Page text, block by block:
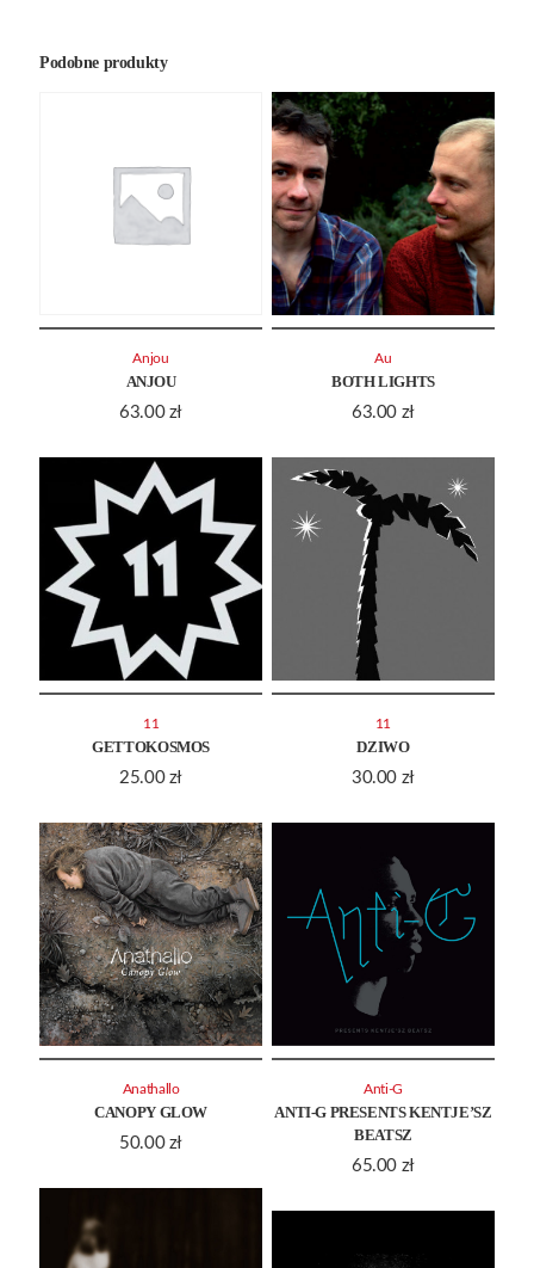
Podobne produkty
ANJOU
63.00 zł
Anjou
BOTH LIGHTS
63.00 zł
Au
GETTOKOSMOS
25.00 zł
11
DZIWO
30.00 zł
11
CANOPY GLOW
50.00 zł
Anathallo
ANTI-G PRESENTS KENTJE’SZ
BEATSZ
65.00 zł
Anti-G